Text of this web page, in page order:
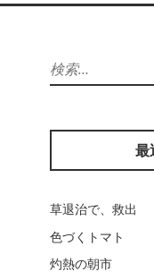
検
索:
最
草退治で、救出
色づくトマト
灼熱の朝市